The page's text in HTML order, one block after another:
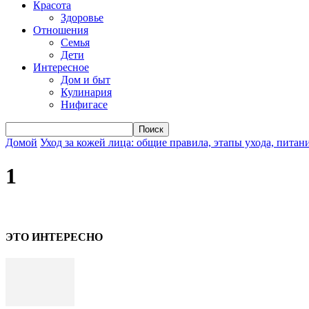
Красота
Здоровье
Отношения
Семья
Дети
Интересное
Дом и быт
Кулинария
Нифигасе
Домой Уход за кожей лица: общие правила, этапы ухода,
1
ЭТО ИНТЕРЕСНО